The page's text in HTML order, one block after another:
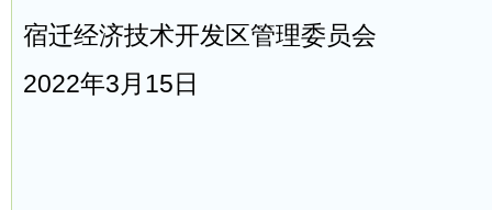
宿迁经济技术开发区管理委员会
2022年3月15日